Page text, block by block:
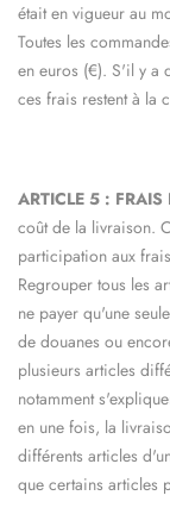
était en vigueur au
Toutes les
en euros (€). S'il y a
ces frais restent à la
ARTICLE 5 : FRAIS
coût de la livraison.
participation aux
Regrouper tous les
ne payer qu'une
de douanes ou
plusieurs articles
notamment
en une fois, la
différents articles
que certains articles